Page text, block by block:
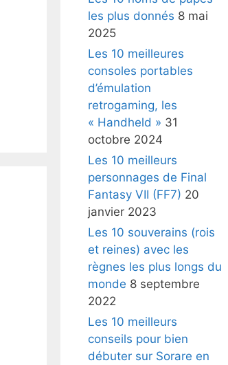
les plus donnés 8 mai
2025
Les 10 meilleures
consoles portables
d’émulation
retrogaming, les
« Handheld » 31
octobre 2024
Les 10 meilleurs
personnages de Final
Fantasy VII (FF7) 20
janvier 2023
Les 10 souverains (rois
et reines) avec les
règnes les plus longs du
monde 8 septembre
2022
Les 10 meilleurs
conseils pour bien
débuter sur Sorare en